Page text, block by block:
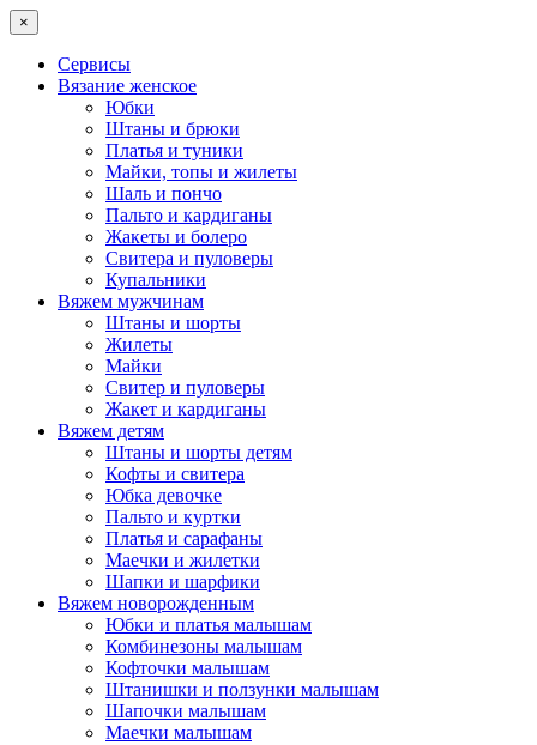
×
Сервисы
Вязание женское
Юбки
Штаны и брюки
Платья и туники
Майки, топы и жилеты
Шаль и пончо
Пальто и кардиганы
Жакеты и болеро
Свитера и пуловеры
Купальники
Вяжем мужчинам
Штаны и шорты
Жилеты
Майки
Свитер и пуловеры
Жакет и кардиганы
Вяжем детям
Штаны и шорты детям
Кофты и свитера
Юбка девочке
Пальто и куртки
Платья и сарафаны
Маечки и жилетки
Шапки и шарфики
Вяжем новорожденным
Юбки и платья малышам
Комбинезоны малышам
Кофточки малышам
Штанишки и ползунки малышам
Шапочки малышам
Маечки малышам